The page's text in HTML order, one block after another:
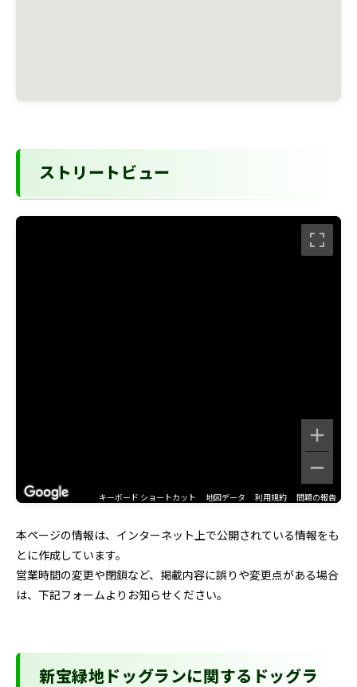
ストリートビュー
キーボード ショートカット 地図データ 利用規約 問題の報告
本ページの情報は、インターネット上で公開されている情報をも
とに作成しています。
営業時間の変更や閉鎖など、掲載内容に誤りや変更点がある場合
は、下記フォームよりお知らせください。
新宝緑地ドッグランに関するドッグラ